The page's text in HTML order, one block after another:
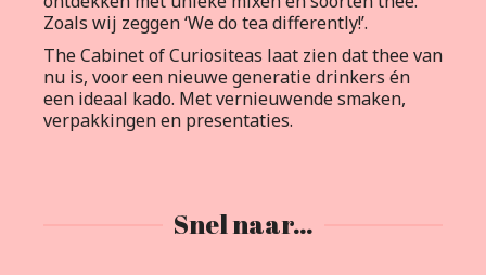
Zoals wij zeggen ‘We do tea differently!’.
The Cabinet of Curiositeas laat zien dat thee van
nu is, voor een nieuwe generatie drinkers én
een ideaal kado. Met vernieuwende smaken,
verpakkingen en presentaties.
Snel naar…